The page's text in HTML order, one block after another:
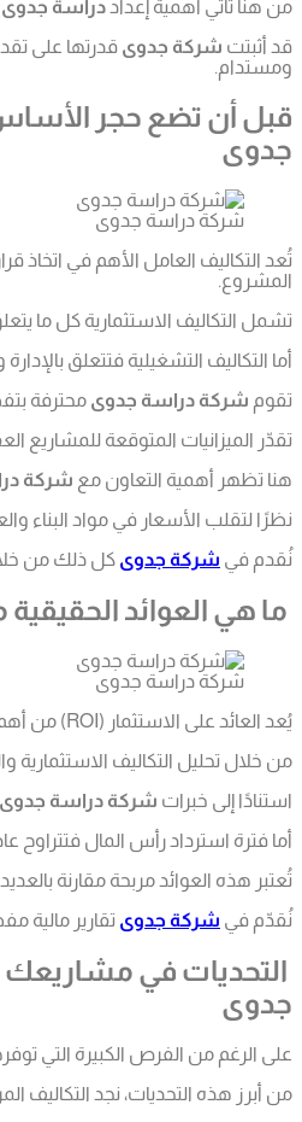
من هنا تأتي أهمية إعداد دراسة جدوى
قد أثبتت شركة جدوى قدرتها على
ومستدام.
قبل أن تضع حجر
جدوى
شركة دراسة جدوى
تُعد التكاليف العامل الأهم في اتخاذ
المشروع.
تشمل التكاليف الاستثمارية كل ما
أما التكاليف التشغيلية فتتعلق
تقوم شركة دراسة جدوى محترفة
تقدّر الميزانيات المتوقعة للمشاريع العقارية السكنية أو التجارية
هنا تظهر أهمية التعاون مع شركة
نظرًا لتقلب الأسعار في مواد البناء
نُقدم في شركة جدوى كل ذلك من
ما هي العوائد
شركة دراسة جدوى
يُعد العائد على الاستثمار (ROI) من أهم العوامل التي يجب مراعاتها في
من خلال تحليل التكاليف الاستثمارية
استنادًا إلى خبرات شركة دراسة جدوى
أما فترة استرداد رأس المال فتتراوح عادة بين 5 إلى 7 سنوات، مع مراعاة التغيرات في السوق والتحديات
تُعتبر هذه العوائد مربحة مقارنة
نُقدّم في شركة جدوى تقارير مالية
التحديات في
جدوى
على الرغم من الفرص الكبيرة التي
من أبرز هذه التحديات، نجد التكاليف